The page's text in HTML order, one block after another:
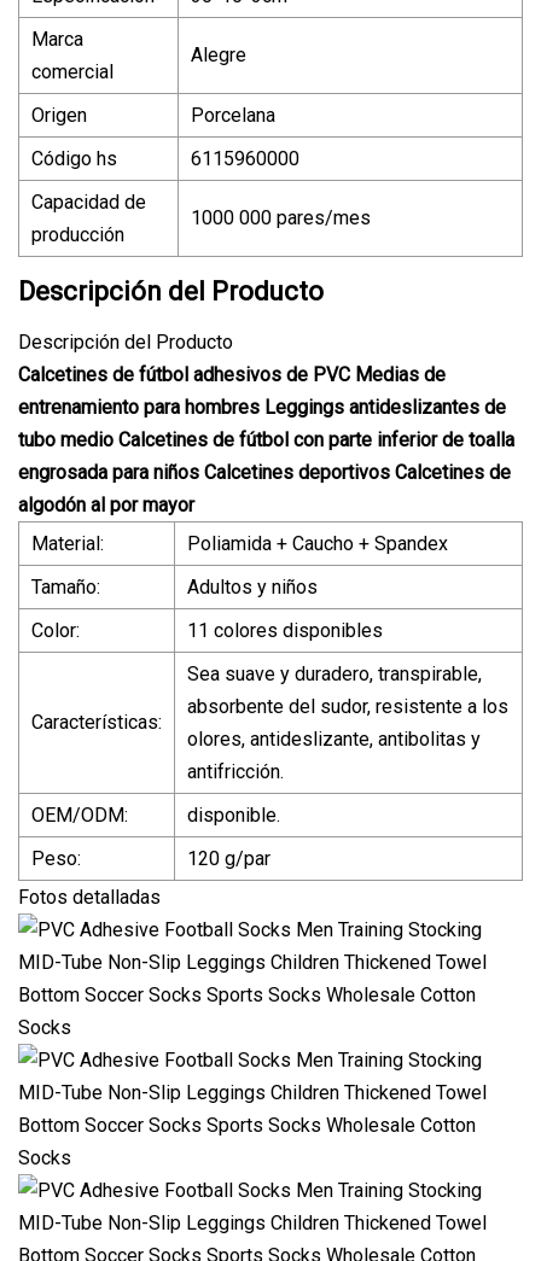
Marca
comercial
Alegre
Origen
Porcelana
Código hs
6115960000
Capacidad de
producción
1000 000 pares/mes
Descripción del Producto
Descripción del Producto
Calcetines de fútbol adhesivos de PVC Medias de
entrenamiento para hombres Leggings antideslizantes de
tubo medio Calcetines de fútbol con parte inferior de toalla
engrosada para niños Calcetines deportivos Calcetines de
algodón al por mayor
Material:
Poliamida + Caucho + Spandex
Tamaño:
Adultos y niños
Color:
11 colores disponibles
Características:
Sea suave y duradero, transpirable,
absorbente del sudor, resistente a los
olores, antideslizante, antibolitas y
antifricción.
OEM/ODM:
disponible.
Peso:
120 g/par
Fotos detalladas